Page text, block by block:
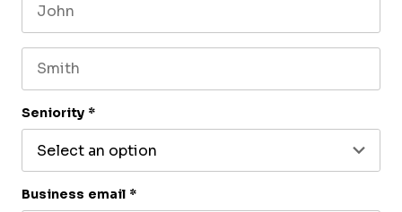
Seniority *
Business email *